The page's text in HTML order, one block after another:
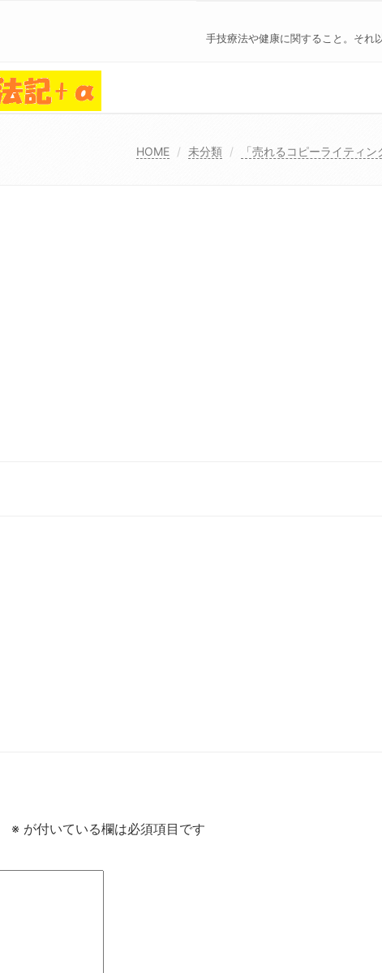
手技療法や健康に関すること。それ
HOME 未分類 「売れるコピーライティ
※ が付いている欄は必須項目です